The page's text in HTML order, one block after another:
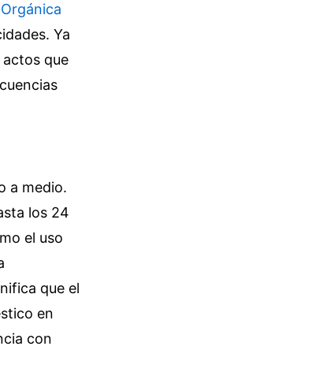
Ya
que
a medio.
los 24
el uso
que el
en
con